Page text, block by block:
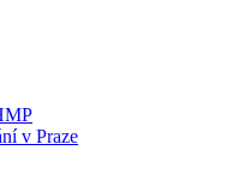
v Praze